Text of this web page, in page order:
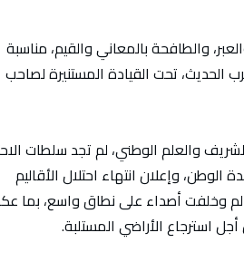
والطافحة بالمعاني والقيم، مناسبة
تحت القيادة المستنيرة لصاحب
والعلم الوطني، لم تجد سلطات
وإعلان انتهاء احتلال الأقاليم
وخلفت أصداء على نطاق واسع، بما
استرجاع الأراضي المستلبة.